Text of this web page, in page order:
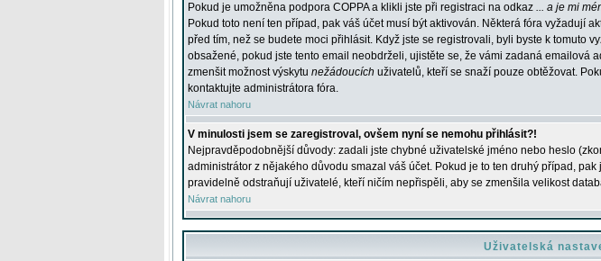
Pokud je umožněna podpora COPPA a klikli jste při registraci na odkaz ... a je mi
Pokud toto není ten případ, pak váš účet musí být aktivován. Některá fóra vyžadují
před tím, než se budete moci přihlásit. Když jste se registrovali, byli byste k tomuto
obsažené, pokud jste tento email neobdrželi, ujistěte se, že vámi zadaná emailová
zmenšit možnost výskytu nežádoucích uživatelů, kteří se snaží pouze obtěžovat.
kontaktujte administrátora fóra.
Návrat nahoru
V minulosti jsem se zaregistroval, ovšem nyní se nemohu přihlásit?!
Nejpravděpodobnější důvody: zadali jste chybné uživatelské jméno nebo heslo
administrátor z nějakého důvodu smazal váš účet. Pokud je to ten druhý případ,
pravidelně odstraňují uživatelé, kteří ničím nepřispěli, aby se zmenšila velikost
Návrat nahoru
Uživatelská